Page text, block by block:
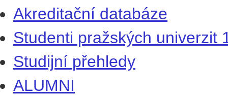
Akreditační databáze
Studenti pražských univerzit
Studijní přehledy
ALUMNI